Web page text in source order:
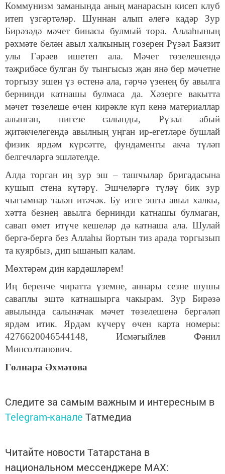
Коммунизм заманында аның манарасын кисеп клуб
итеп үзгәртәләр. Шуннан алып әлегә кадәр Зур
Бирәзәдә мәчет бинасы булмый тора. Аллаһының
рәхмәте белән авыл халкының гозерен Рүзәл Баязит
улы Гәрәев ишетеп ала. Мәчет төзелешендә
тәҗрибәсе булган бу тынгысыз җан янә бер мәчетне
торгызу эшен үз өстенә ала, гәрчә үзенең бу авылга
бернинди катнашы булмаса да. Хәзерге вакытта
мәчет төзелеше өчен кирәкле күп кенә материаллар
алынган, нигезе салынды, Рүзәл абый
җитәкчелегендә авылның уңган ир-егетләре бушлай
физик ярдәм күрсәтте, фундаменты акча түләп
белгечләргә эшләтелде.
Алда торган иң зур эш – ташчылар бригадасына
кушып стена күтәрү. Эшчеләргә түләү бик зур
чыгымнар таләп итәчәк. Бу изге эштә авыл халкы,
хәтта безнең авылга бернинди катнашы булмаган,
савап өмет итүче кешеләр дә катнаша ала. Шулай
бергә-бергә без Аллаһы йортын тиз арада торгызып
та куярбыз, дип ышанып калам.
Мөхтәрәм дин кардәшләрем!
Иң беренче чиратта үземне, аннары сезне шушы
саваплы эштә катнашырга чакырам. Зур Бирәзә
авылында салыначак мәчет төзелешенә бергәләп
ярдәм итик. Ярдәм күчерү өчен карта номеры:
4276620046544148, Исмәгыйлев Фәнил
Минсолтанович.
Гөлнара Әхмәтова
Следите за самым важным и интересным в
Telegram-канале Татмедиа
Читайте новости Татарстана в
национальном мессенджере MАХ: